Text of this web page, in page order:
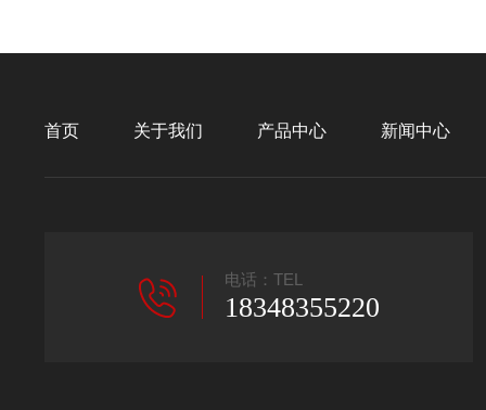
首页 关于我们 产品中心 新闻中心
电话：TEL
18348355220